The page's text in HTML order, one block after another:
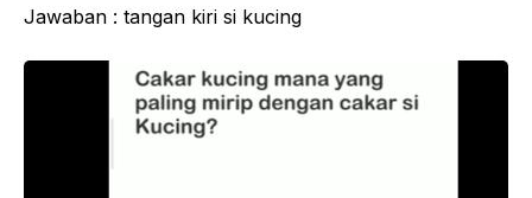
Jawaban : tangan kiri si kucing